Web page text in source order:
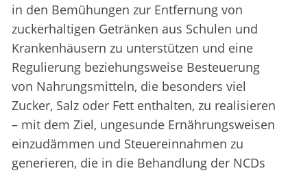
in den Bemühungen zur Entfernung von
zuckerhaltigen Getränken aus Schulen und
Krankenhäusern zu unterstützen und eine
Regulierung beziehungsweise Besteuerung
von Nahrungsmitteln, die besonders viel
Zucker, Salz oder Fett enthalten, zu realisieren
– mit dem Ziel, ungesunde Ernährungsweisen
einzudämmen und Steuereinnahmen zu
generieren, die in die Behandlung der NCDs